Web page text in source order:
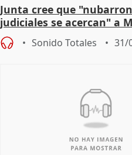
Junta cree que
judiciales se acercan" a
que la lleva a estar en el
Sonido Totales 31/